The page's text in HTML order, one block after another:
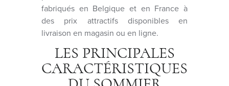
fabriqués en Belgique et en France à
des prix attractifs disponibles en
livraison en magasin ou en ligne.
LES PRINCIPALES
CARACTÉRISTIQUES